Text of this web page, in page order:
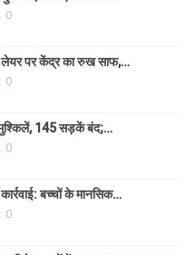
0
लेयर पर केंद्र का रुख साफ,…
0
मुश्किलें, 145 सड़कें बंद;…
0
बच्चों के मानसिक…
0